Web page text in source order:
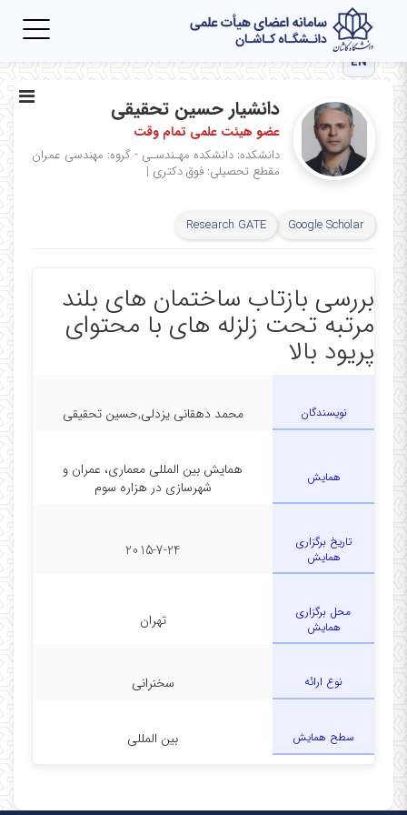
EN
دانشیار حسین تحقیقی
عضو هیئت علمی تمام وقت
دانشکده: دانشکده مهـندسـی - گروه: مهندسی عمران
مقطع تحصیلی: فوق دكتری |
Google Scholar
Research GATE
بررسی بازتاب ساختمان های بلند
مرتبه تحت زلزله های با محتوای
پریود بالا
نویسندگان محمد دهقانی یزدلی,حسین تحقیقی
همایش
همایش بین المللی معماری، عمران و
شهرسازی در هزاره سوم
تاریخ برگزاری
همایش
2015-7-24
محل برگزاری
همایش
تهران
نوع ارائه سخنرانی
سطح همایش بین المللی